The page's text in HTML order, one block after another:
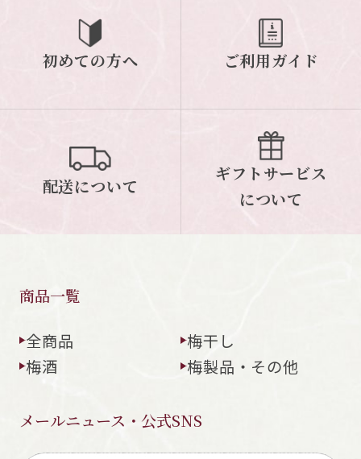
初めての方へ ご利用ガイド
配送について
ギフトサービス
について
商品一覧
全商品
梅干し
梅酒
梅製品・その他
メールニュース・公式SNS